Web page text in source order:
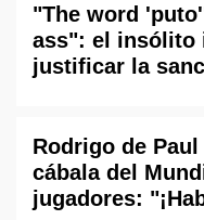
"The word
ass": el insólito
justificar la
Rodrigo de
cábala del
jugadores: